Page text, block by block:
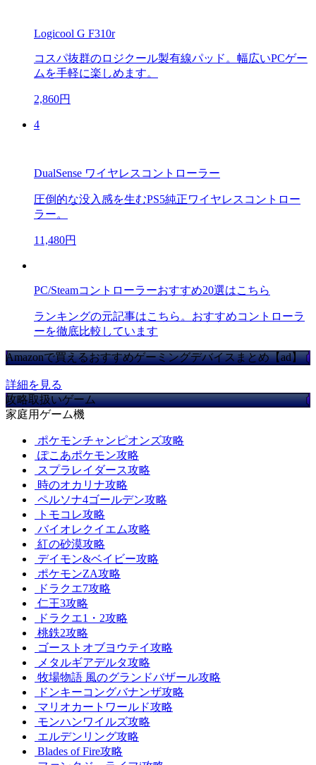
Logicool G F310r
コスパ抜群のロジクール製有線パッド。幅広いPCゲー
ムを手軽に楽しめます。
2,860円
4
DualSense ワイヤレスコントローラー
圧倒的な没入感を生むPS5純正ワイヤレスコントロー
ラー。
11,480円
PC/Steamコントローラーおすすめ20選はこちら
ランキングの元記事はこちら。おすすめコントローラ
ーを徹底比較しています
Amazonで買えるおすすめゲーミングデバイスまとめ【ad】
詳細を見る
攻略取扱いゲーム
家庭用ゲーム機
ポケモンチャンピオンズ攻略
ぽこあポケモン攻略
スプラレイダース攻略
時のオカリナ攻略
ペルソナ4ゴールデン攻略
トモコレ攻略
バイオレクイエム攻略
紅の砂漠攻略
デイモン&ベイビー攻略
ポケモンZA攻略
ドラクエ7攻略
仁王3攻略
ドラクエ1・2攻略
桃鉄2攻略
ゴーストオブヨウテイ攻略
メタルギアデルタ攻略
牧場物語 風のグランドバザール攻略
ドンキーコングバナンザ攻略
マリオカートワールド攻略
モンハンワイルズ攻略
エルデンリング攻略
Blades of Fire攻略